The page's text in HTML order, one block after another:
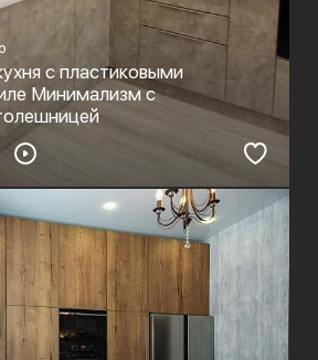
с пластиковыми
Минимализм с